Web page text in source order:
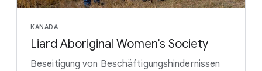
KANADA
Liard Aboriginal Women’s Society
Beseitigung von Beschäftigungshindernissen